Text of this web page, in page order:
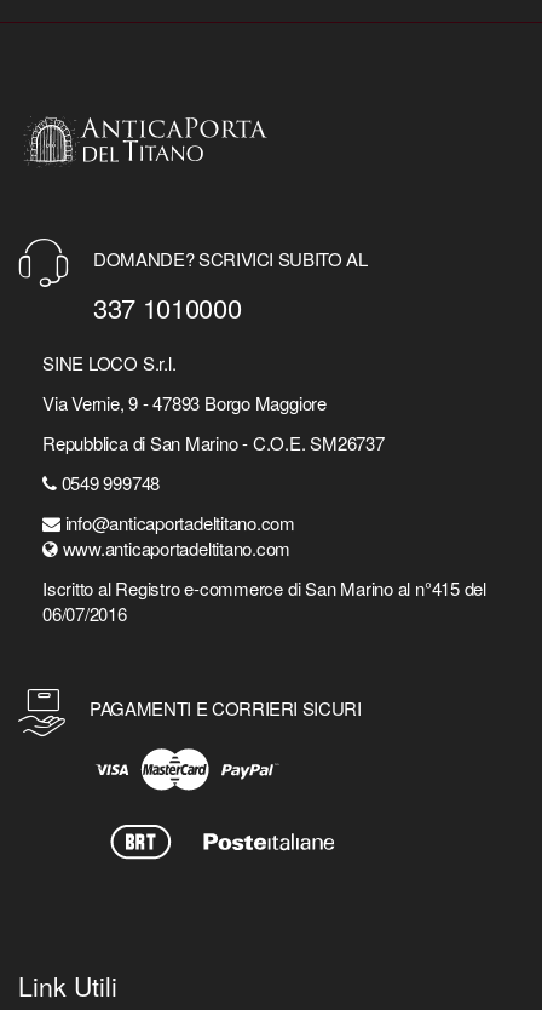
DOMANDE? SCRIVICI SUBITO AL
337 1010000
SINE LOCO S.r.l.
Via Vernie, 9 - 47893 Borgo Maggiore
Repubblica di San Marino - C.O.E. SM26737
0549 999748
info@anticaportadeltitano.com
www.anticaportadeltitano.com
Iscritto al Registro e-commerce di San Marino al n°415 del
06/07/2016
PAGAMENTI E CORRIERI SICURI
Link Utili